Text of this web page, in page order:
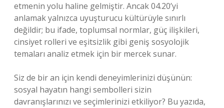
etmenin yolu haline gelmiştir. Ancak 04.20’yi
anlamak yalnızca uyuşturucu kültürüyle sınırlı
değildir; bu ifade, toplumsal normlar, güç ilişkileri,
cinsiyet rolleri ve eşitsizlik gibi geniş sosyolojik
temaları analiz etmek için bir mercek sunar.
Siz de bir an için kendi deneyimlerinizi düşünün:
sosyal hayatın hangi sembolleri sizin
davranışlarınızı ve seçimlerinizi etkiliyor? Bu yazıda,